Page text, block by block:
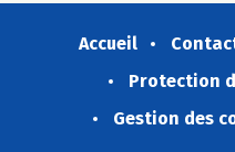
Accueil
Protection
Gestion des